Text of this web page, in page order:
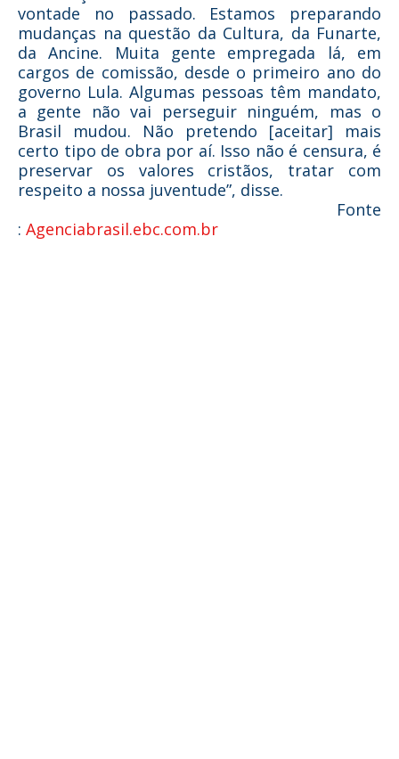
vontade no passado. Estamos preparando
mudanças na questão da Cultura, da Funarte,
da Ancine. Muita gente empregada lá, em
cargos de comissão, desde o primeiro ano do
governo Lula. Algumas pessoas têm mandato,
a gente não vai perseguir ninguém, mas o
Brasil mudou. Não pretendo [aceitar] mais
certo tipo de obra por aí. Isso não é censura, é
preservar os valores cristãos, tratar com
respeito a nossa juventude”, disse.
Fonte
: Agenciabrasil.ebc.com.br